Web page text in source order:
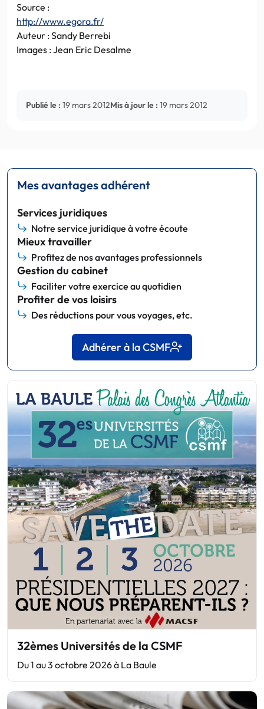
Source :
http://www.egora.fr/
Auteur : Sandy Berrebi
Images : Jean Eric Desalme
Publié le : 19 mars 2012Mis à jour le : 19 mars 2012
Mes avantages adhérent
Services juridiques
Notre service juridique à votre écoute
Mieux travailler
Profitez de nos avantages professionnels
Gestion du cabinet
Faciliter votre exercice au quotidien
Profiter de vos loisirs
Des réductions pour vous voyages, etc.
Adhérer à la CSMF
32èmes Universités de la CSMF
Du 1 au 3 octobre 2026 à La Baule